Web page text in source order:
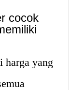
cocok
harga yang